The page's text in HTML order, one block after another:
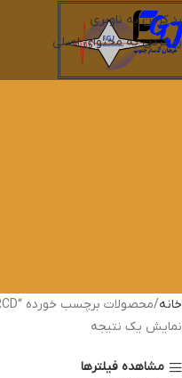
رد کردن به ناوبری
رد کردن به محتوای اصلی
خانه محصولات برچسب خورده “LOOP/RCD تستر”
نمایش یک نتیجه
مشاهده فیلترها